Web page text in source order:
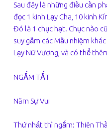
Sau đây là những điều cần
đọc 1 kinh Lạy Cha, 10 kinh
Đó là 1 chục hạt. Chục nào
suy gẫm các Mầu nhiệm
Lạy Nữ Vương, và có thể
NGẮM TẮT
Năm Sự Vui
Thứ nhất thì ngắm: Thiên